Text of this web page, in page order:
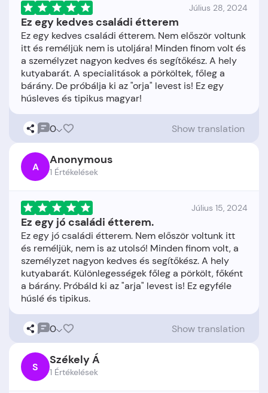
Július 28, 2024
Ez egy kedves családi étterem
Ez egy kedves családi étterem. Nem először voltunk
itt és reméljük nem is utoljára! Minden finom volt és
a személyzet nagyon kedves és segítőkész. A hely
kutyabarát. A specialitások a pörköltek, főleg a
bárány. De próbálja ki az "orja" levest is! Ez egy
0 Show translation
A Anonymous
1 Értékelések
Július 15, 2024
Ez egy jó családi étterem.
Ez egy jó családi étterem. Nem először voltunk itt
és reméljük, nem is az utolsó! Minden finom volt, a
személyzet nagyon kedves és segítőkész. A hely
kutyabarát. Különlegességek főleg a pörkölt, főként
a bárány. Próbáld ki az "arja" levest is! Ez egyféle
0 Show translation
S Székely Á
1 Értékelések